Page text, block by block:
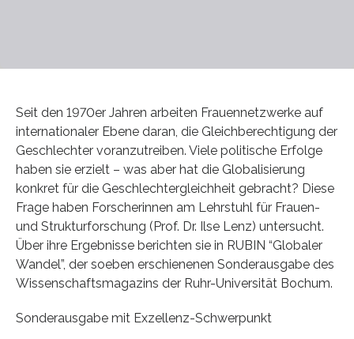
Seit den 1970er Jahren arbeiten Frauennetzwerke auf
internationaler Ebene daran, die Gleichberechtigung der
Geschlechter voranzutreiben. Viele politische Erfolge
haben sie erzielt – was aber hat die Globalisierung
konkret für die Geschlechtergleichheit gebracht? Diese
Frage haben Forscherinnen am Lehrstuhl für Frauen-
und Strukturforschung (Prof. Dr. Ilse Lenz) untersucht.
Über ihre Ergebnisse berichten sie in RUBIN “Globaler
Wandel”, der soeben erschienenen Sonderausgabe des
Wissenschaftsmagazins der Ruhr-Universität Bochum.
Sonderausgabe mit Exzellenz-Schwerpunkt